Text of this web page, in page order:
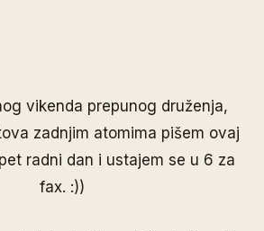
vikenda prepunog druženja,
zadnjim atomima pišem ovaj
radni dan i ustajem se u 6 za
fax. :))